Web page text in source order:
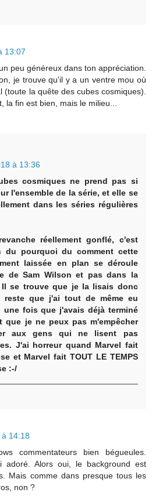
13:07
peu généreux dans ton appréciation.
je trouve qu'il y a un ventre mou où
(toute la quête des cubes cosmiques).
la fin est bien, mais le milieu...
à 13:36
cosmiques ne prend pas si
l'ensemble de la série, et elle se
dans les séries régulières
réellement gonflé, c'est
du pourquoi du comment cette
laissée en plan se déroule
de Sam Wilson et pas dans la
Il se trouve que je la lisais donc
reste que j'ai tout de même eu
une fois que j'avais déjà terminé
que je ne peux pas m'empêcher
aux gens qui ne lisent pas
J'ai horreur quand Marvel fait
et Marvel fait TOUT LE TEMPS
:-/
14:18
commentateurs bien bégueules.
adoré. Alors oui, le background est
Mais comme dans presque tous les
non ?